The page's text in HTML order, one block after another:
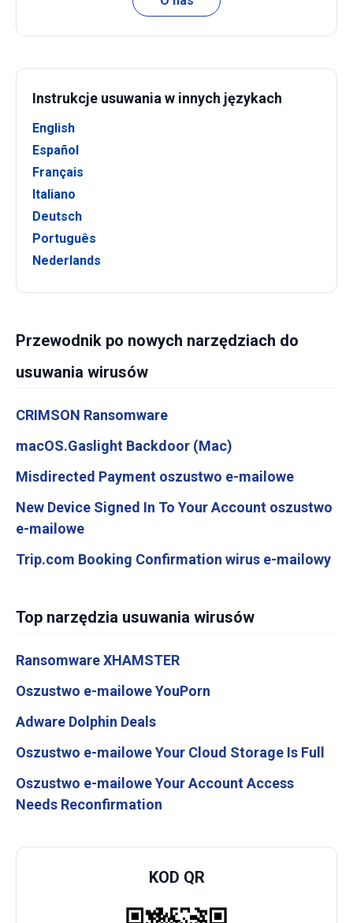
Instrukcje usuwania w innych językach
English
Español
Français
Italiano
Deutsch
Português
Nederlands
Przewodnik po nowych narzędziach do
usuwania wirusów
CRIMSON Ransomware
macOS.Gaslight Backdoor (Mac)
Misdirected Payment oszustwo e-mailowe
New Device Signed In To Your Account oszustwo
e-mailowe
Trip.com Booking Confirmation wirus e-mailowy
Top narzędzia usuwania wirusów
Ransomware XHAMSTER
Oszustwo e-mailowe YouPorn
Adware Dolphin Deals
Oszustwo e-mailowe Your Cloud Storage Is Full
Oszustwo e-mailowe Your Account Access
Needs Reconfirmation
KOD QR